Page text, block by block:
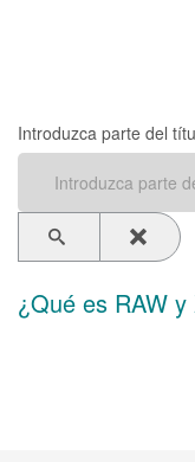
Introduzca parte del
¿Qué es RAW y